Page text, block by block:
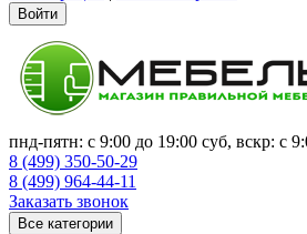
Войти
пнд-пятн: с 9:00 до 19:00 суб, вскр: с
8 (499) 350-50-29
8 (499) 964-44-11
Заказать звонок
Все категории